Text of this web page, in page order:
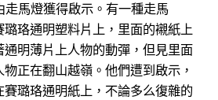
走馬燈獲得啟示。有一種走馬
珞通明塑料片上，里面的襯紙上
明薄片上人物的動彈，但見里面
正在翻山越嶺。他們遭到啟示，
璐珞通明紙上，不論多么復雜的